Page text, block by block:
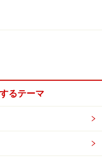
。サン・ヴィターレ聖堂
統一された静かでやさし
ダヤ教から生まれた宗
ばしば禁止されてきた
～6世紀のビザンツ帝国
し、『聖書』等によっ
語がモザイクによって
るテーマ